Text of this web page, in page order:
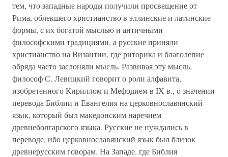
тем, что западные народы получили просвещение от
Рима, облекшего христианство в эллинские и латинские
формы, с их богатой мыслью и античными
философскими традициями, а русские приняли
христианство на Византии, где риторика и благолепие
обряда часто заслоняли мысль. Развивая эту мысль,
философ С. Левицкий говорит о роли алфавита,
изобретенного Кириллом и Мефодием в IX в., о значении
перевода Библии и Евангелия на церковнославянский
язык, который был македонским наречием
древнеболгарского языка. Русские не нуждались в
переводе, ибо церковнославянский язык был близок
древнерусским говорам. На Западе, где Библия